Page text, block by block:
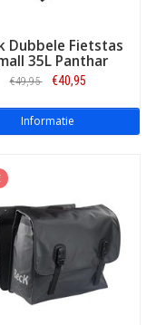
Dubbele Fietstas
35L Panthar
€49,95 €40,95
Informatie